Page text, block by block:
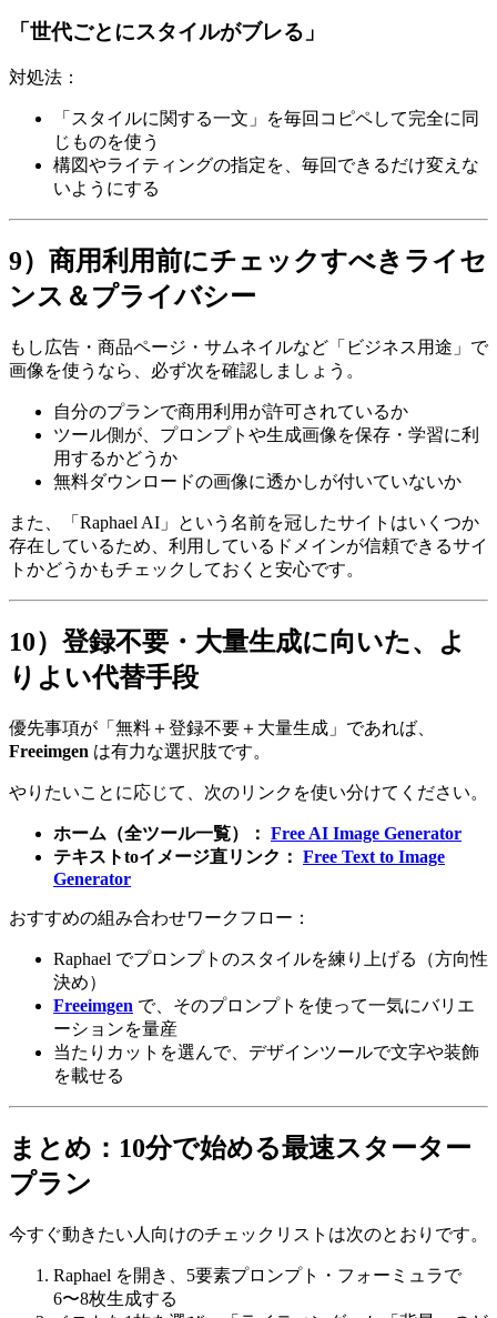
「世代ごとにスタイルがブレる」
対処法：
「スタイルに関する一文」を毎回コピペして完全に同
じものを使う
構図やライティングの指定を、毎回できるだけ変えな
いようにする
9）商用利用前にチェックすべきライセ
ンス＆プライバシー
もし広告・商品ページ・サムネイルなど「ビジネス用途」で
画像を使うなら、必ず次を確認しましょう。
自分のプランで商用利用が許可されているか
ツール側が、プロンプトや生成画像を保存・学習に利
用するかどうか
無料ダウンロードの画像に透かしが付いていないか
また、「Raphael AI」という名前を冠したサイトはいくつか
存在しているため、利用しているドメインが信頼できるサイ
トかどうかもチェックしておくと安心です。
10）登録不要・大量生成に向いた、よ
りよい代替手段
優先事項が「無料＋登録不要＋大量生成」であれば、
Freeimgen は有力な選択肢です。
やりたいことに応じて、次のリンクを使い分けてください。
ホーム（全ツール一覧）： Free AI Image Generator
テキストtoイメージ直リンク： Free Text to Image
Generator
おすすめの組み合わせワークフロー：
Raphael でプロンプトのスタイルを練り上げる（方向性
決め）
Freeimgen で、そのプロンプトを使って一気にバリエ
ーションを量産
当たりカットを選んで、デザインツールで文字や装飾
を載せる
まとめ：10分で始める最速スターター
プラン
今すぐ動きたい人向けのチェックリストは次のとおりです。
Raphael を開き、5要素プロンプト・フォーミュラで
6〜8枚生成する